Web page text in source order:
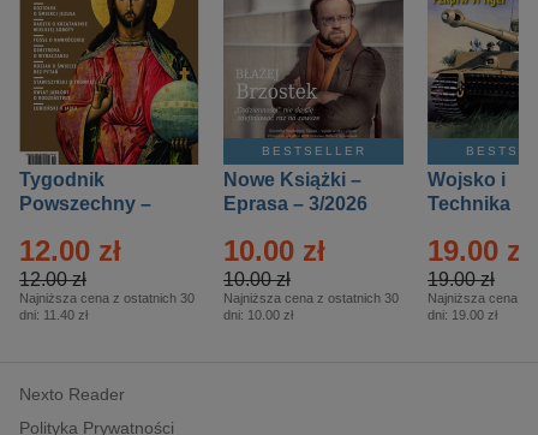
Tygodnik
Powszechny –
12.00 zł
12.00 zł
Najniższa cena z ostatnich 30
dni: 11.40 zł
BESTSELLER
Nowe Książki –
Eprasa – 3/2026
10.00 zł
10.00 zł
Najniższa cena z ostatnich 30
dni: 10.00 zł
Wojsko i
Technika
– 2/2026
19.00 zł
19.00 zł
Najniższa cena z
dni: 19.00 zł
Nexto Reader
Polityka Prywatności